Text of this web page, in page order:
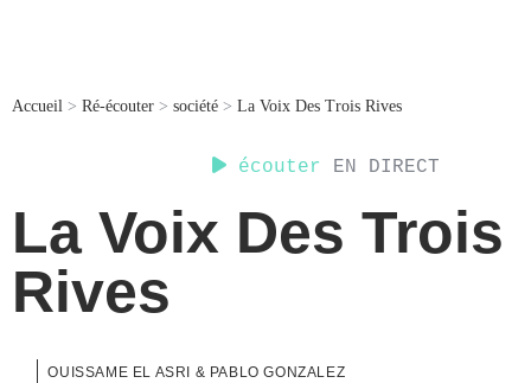
écouter EN DIRECT
Accueil > Ré-écouter > société > La Voix Des Trois Rives
La Voix Des Trois
Rives
OUISSAME EL ASRI & PABLO GONZALEZ